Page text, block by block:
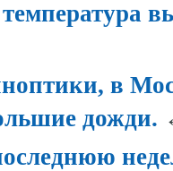
в
дожди.